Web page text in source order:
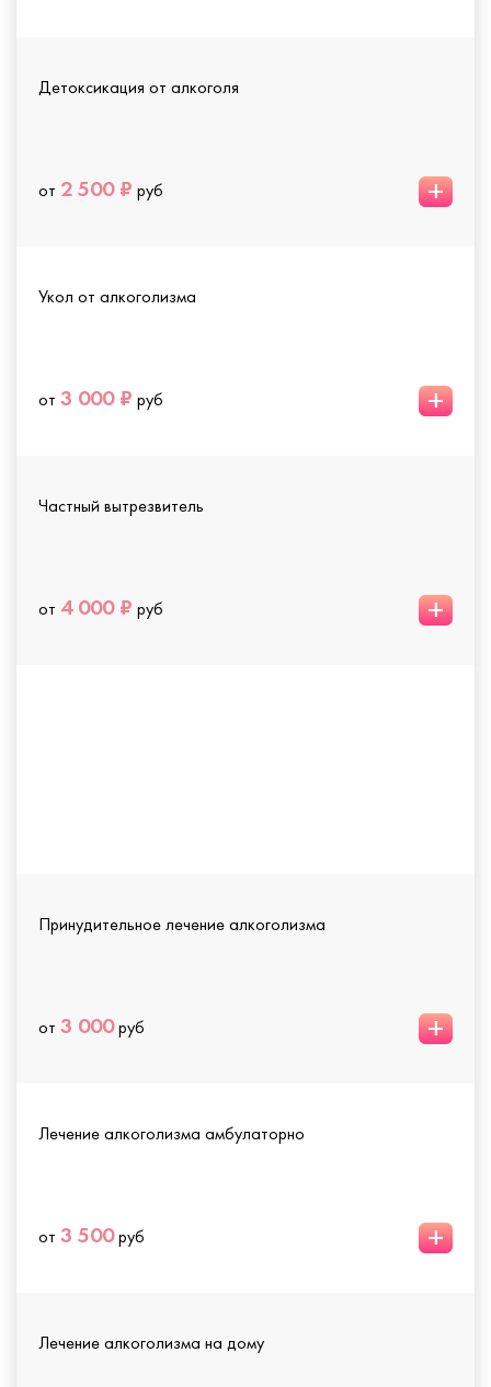
Детоксикация от алкоголя
от 2 500 ₽ руб +
Укол от алкоголизма
от 3 000 ₽ руб +
Частный вытрезвитель
от 4 000 ₽ руб +
Принудительное лечение алкоголизма
от 3 000руб +
Лечение алкоголизма амбулаторно
от 3 500руб +
Лечение алкоголизма на дому